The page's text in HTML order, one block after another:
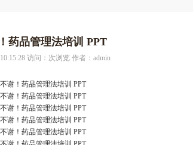
药品管理法培训 PPT
访问： 次浏览 作者：admin